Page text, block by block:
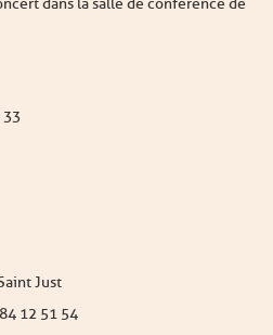
dans la salle de conférence de
Just
12 51 54